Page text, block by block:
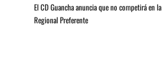
El CD Guancha anuncia que no competirá en la
Regional Preferente